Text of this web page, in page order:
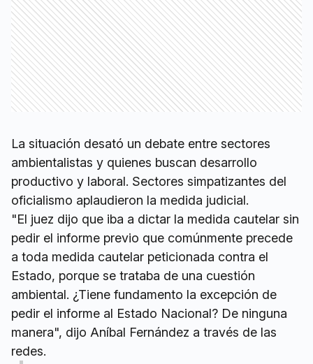
La situación desató un debate entre sectores
ambientalistas y quienes buscan desarrollo
productivo y laboral. Sectores simpatizantes del
oficialismo aplaudieron la medida judicial.
"El juez dijo que iba a dictar la medida cautelar sin
pedir el informe previo que comúnmente precede
a toda medida cautelar peticionada contra el
Estado, porque se trataba de una cuestión
ambiental. ¿Tiene fundamento la excepción de
pedir el informe al Estado Nacional? De ninguna
manera", dijo Aníbal Fernández a través de las
redes.